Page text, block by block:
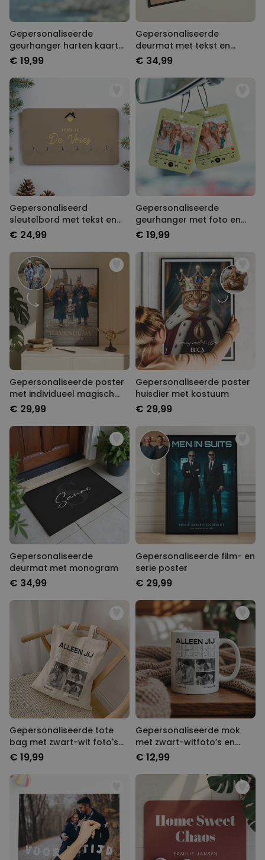
Gepersonaliseerde
geurhanger harten kaart
met foto set van 2
€ 19,99
Gepersonaliseerde
deurmat met tekst en
symbool
€ 34,99
Gepersonaliseerd
sleutelbord met tekst en
symbool
€ 24,99
Gepersonaliseerde
geurhanger met foto en
liedje set van 2
€ 19,99
Gepersonaliseerde poster
met individueel magisch
design
€ 29,99
Gepersonaliseerde poster
huisdier met kostuum
€ 29,99
Gepersonaliseerde
deurmat met monogram
€ 34,99
Gepersonaliseerde film- en
serie poster
€ 29,99
Gepersonaliseerde tote
bag met zwart-wit foto's
en tekst
€ 19,99
Gepersonaliseerde mok
met zwart-witfoto’s en
tekst
€ 12,99